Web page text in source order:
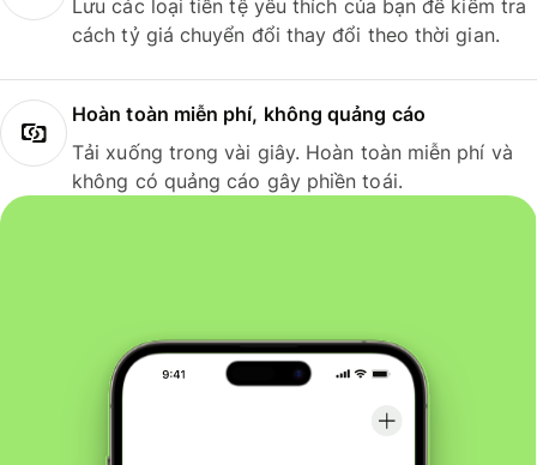
Lưu các loại tiền tệ yêu thích của bạn để kiểm tra
cách tỷ giá chuyển đổi thay đổi theo thời gian.
Hoàn toàn miễn phí, không quảng cáo
Tải xuống trong vài giây. Hoàn toàn miễn phí và
không có quảng cáo gây phiền toái.